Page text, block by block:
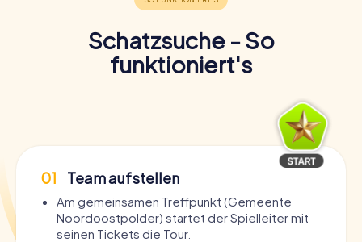
Schatzsuche - So
funktioniert's
01 Team aufstellen
Am gemeinsamen Treffpunkt (Gemeente
Noordoostpolder) startet der Spielleiter mit
seinen Tickets die Tour.